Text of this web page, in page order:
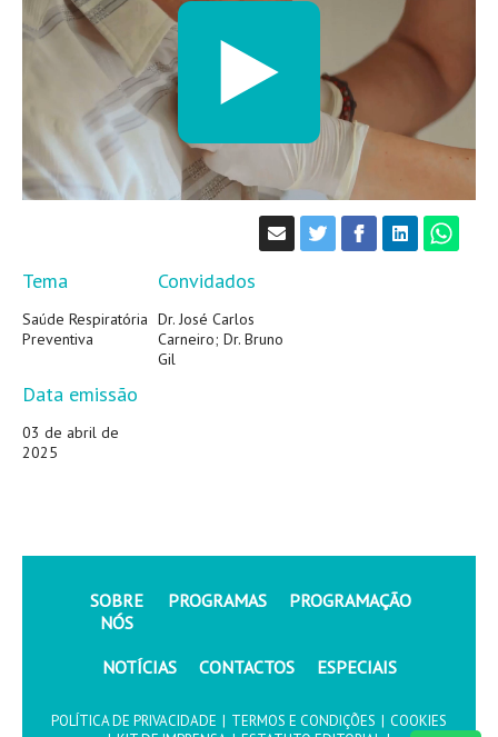
Tema
Saúde Respiratória
Preventiva
Data emissão
03 de abril de
2025
Convidados
Dr. José Carlos
Carneiro; Dr. Bruno
Gil
SOBRE
NÓS
PROGRAMAS PROGRAMAÇÃO
NOTÍCIAS CONTACTOS ESPECIAIS
POLÍTICA DE PRIVACIDADE | TERMOS E CONDIÇÕES | COOKIES